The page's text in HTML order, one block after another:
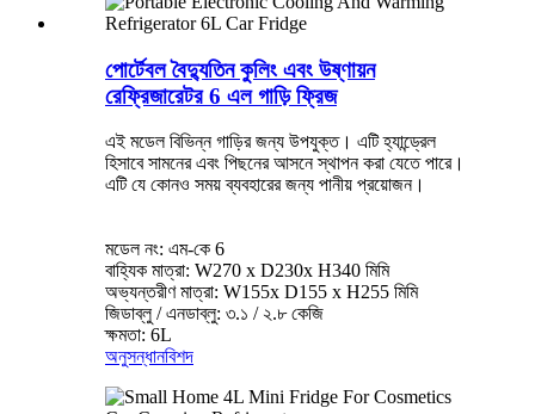
পোর্টেবল বৈদ্যুতিন কুলিং এবং উষ্ণায়ন
রেফ্রিজারেটর 6 এল গাড়ি ফ্রিজ
এই মডেল বিভিন্ন গাড়ির জন্য উপযুক্ত। এটি হ্যান্ড্রেল
হিসাবে সামনের এবং পিছনের আসনে স্থাপন করা যেতে পারে।
এটি যে কোনও সময় ব্যবহারের জন্য পানীয় প্রয়োজন।
মডেল নং: এম-কে 6
বাহ্যিক মাত্রা: W270 x D230x H340 মিমি
অভ্যন্তরীণ মাত্রা: W155x D155 x H255 মিমি
জিডাব্লু / এনডাব্লু: ৩.১ / ২.৮ কেজি
ক্ষমতা: 6L
অনুসন্ধানবিশদ